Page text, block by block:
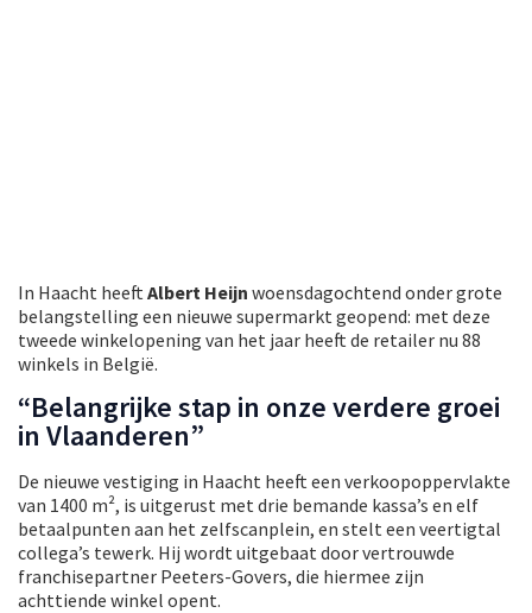
In Haacht heeft Albert Heijn woensdagochtend onder grote
belangstelling een nieuwe supermarkt geopend: met deze
tweede winkelopening van het jaar heeft de retailer nu 88
winkels in België.
“Belangrijke stap in onze verdere groei
in Vlaanderen”
De nieuwe vestiging in Haacht heeft een verkoopoppervlakte
van 1400 m², is uitgerust met drie bemande kassa’s en elf
betaalpunten aan het zelfscanplein, en stelt een veertigtal
collega’s tewerk. Hij wordt uitgebaat door vertrouwde
franchisepartner Peeters-Govers, die hiermee zijn
achttiende winkel opent.